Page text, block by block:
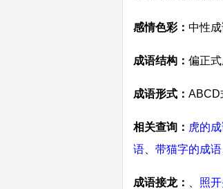
感情色彩： 中性
成语结构： 偏正
成语形式： ABCD
相关查询： 虎的
语
带猫字的成语
成语接龙： 照